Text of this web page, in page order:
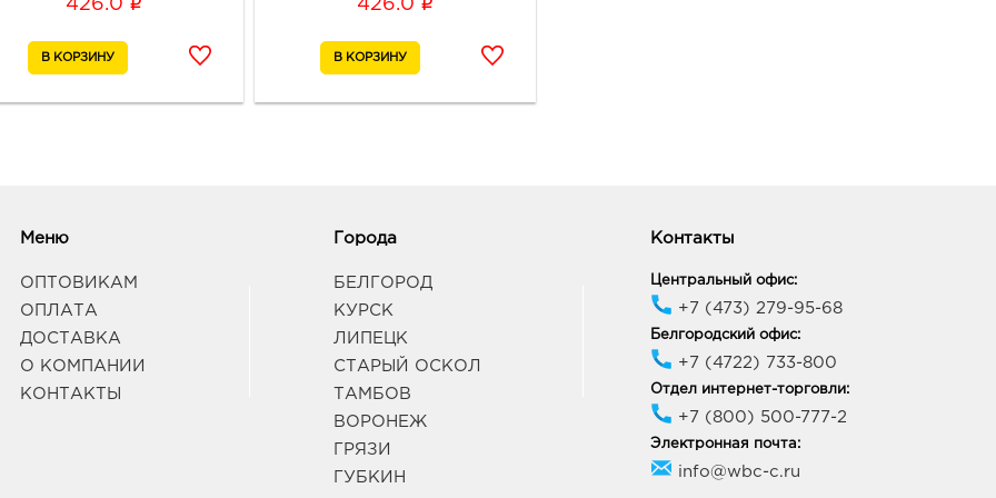
426.0 i 426.0 i
Меню
ОПТОВИКАМ
ОПЛАТА
ДОСТАВКА
О КОМПАНИИ
КОНТАКТЫ
Города
БЕЛГОРОД
КУРСК
ЛИПЕЦК
СТАРЫЙ ОСКОЛ
ТАМБОВ
ВОРОНЕЖ
ГРЯЗИ
ГУБКИН
Контакты
Центральный офис:
+7 (473) 279-95-68
Белгородский офис:
+7 (4722) 733-800
Отдел интернет-торговли:
+7 (800) 500-777-2
Электронная почта:
info@wbc-c.ru